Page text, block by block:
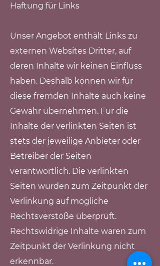
Haftung für Links
Unser Angebot enthält Links zu
externen Websites Dritter, auf
deren Inhalte wir keinen Einfluss
haben. Deshalb können wir für
diese fremden Inhalte auch keine
Gewähr übernehmen. Für die
Inhalte der verlinkten Seiten ist
stets der jeweilige Anbieter oder
Betreiber der Seiten
verantwortlich. Die verlinkten
Seiten wurden zum Zeitpunkt der
Verlinkung auf mögliche
Rechtsverstöße überprüft.
Rechtswidrige Inhalte waren zum
Zeitpunkt der Verlinkung nicht
erkennbar.